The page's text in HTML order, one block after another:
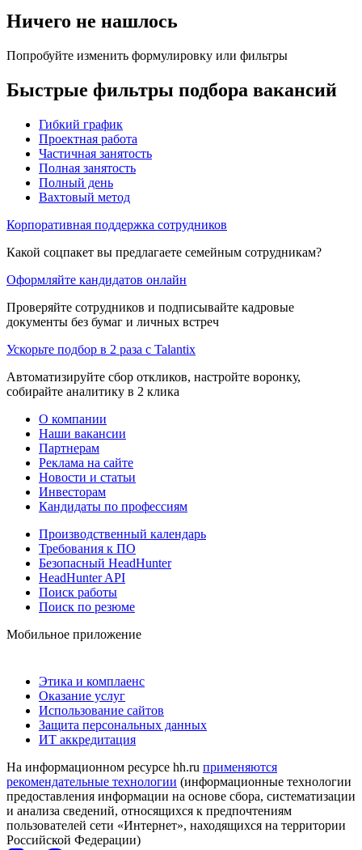
Ничего не нашлось
Попробуйте изменить формулировку или фильтры
Быстрые фильтры подбора вакансий
Гибкий график
Проектная работа
Частичная занятость
Полная занятость
Полный день
Вахтовый метод
Корпоративная поддержка сотрудников
Какой соцпакет вы предлагаете семейным сотрудникам?
Оформляйте кандидатов онлайн
Проверяйте сотрудников и подписывайте кадровые
документы без бумаг и личных встреч
Ускорьте подбор в 2 раза с Talantix
Автоматизируйте сбор откликов, настройте воронку,
собирайте аналитику в 2 клика
О компании
Наши вакансии
Партнерам
Реклама на сайте
Новости и статьи
Инвесторам
Кандидаты по профессиям
Производственный календарь
Требования к ПО
Безопасный HeadHunter
HeadHunter API
Поиск работы
Поиск по резюме
Мобильное приложение
Этика и комплаенс
Оказание услуг
Использование сайтов
Защита персональных данных
ИТ аккредитация
На информационном ресурсе hh.ru применяются
рекомендательные технологии (информационные технологии
предоставления информации на основе сбора, систематизации
и анализа сведений, относящихся к предпочтениям
пользователей сети «Интернет», находящихся на территории
Российской Федерации)